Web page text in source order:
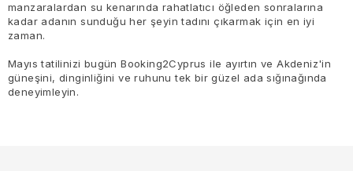
manzaralardan su kenarında rahatlatıcı öğleden sonralarına
kadar adanın sunduğu her şeyin tadını çıkarmak için en iyi
zaman.
Mayıs tatilinizi bugün Booking2Cyprus ile ayırtın ve Akdeniz'in
güneşini, dinginliğini ve ruhunu tek bir güzel ada sığınağında
deneyimleyin.